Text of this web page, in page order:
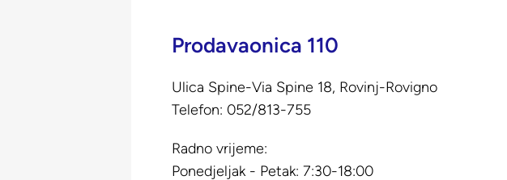
Prodavaonica 110
Ulica Spine-Via Spine 18, Rovinj-Rovigno
Telefon: 052/813-755
Radno vrijeme:
Ponedjeljak - Petak: 7:30-18:00